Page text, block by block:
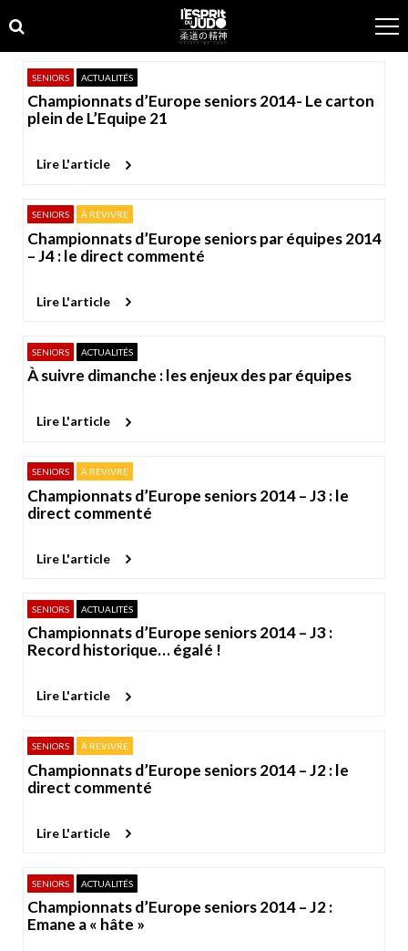
to
navigation
to
content
SENIORS ACTUALITÉS
Championnats d’Europe seniors 2014- Le carton
plein de L’Equipe 21
Lire L'article
SENIORS À REVIVRE
Championnats d’Europe seniors par équipes 2014
– J4 : le direct commenté
Lire L'article
SENIORS ACTUALITÉS
À suivre dimanche : les enjeux des par équipes
Lire L'article
SENIORS À REVIVRE
Championnats d’Europe seniors 2014 – J3 : le
direct commenté
Lire L'article
SENIORS ACTUALITÉS
Championnats d’Europe seniors 2014 – J3 :
Record historique… égalé !
Lire L'article
SENIORS À REVIVRE
Championnats d’Europe seniors 2014 – J2 : le
direct commenté
Lire L'article
SENIORS ACTUALITÉS
Championnats d’Europe seniors 2014 – J2 :
Emane a « hâte »